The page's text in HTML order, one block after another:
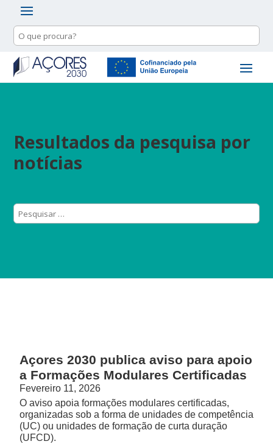
Resultados da pesquisa por
notícias
Açores 2030 publica aviso para apoio
a Formações Modulares Certificadas
Fevereiro 11, 2026
O aviso apoia formações modulares certificadas,
organizadas sob a forma de unidades de competência
(UC) ou unidades de formação de curta duração
(UFCD).